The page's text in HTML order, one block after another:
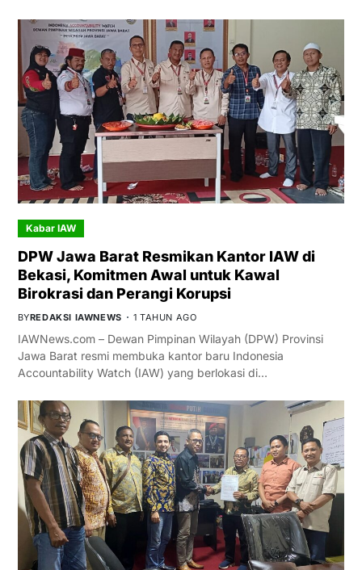
Kabar IAW
DPW Jawa Barat Resmikan Kantor IAW di
Bekasi, Komitmen Awal untuk Kawal
Birokrasi dan Perangi Korupsi
BYREDAKSI IAWNEWS 1 TAHUN AGO
IAWNews.com – Dewan Pimpinan Wilayah (DPW) Provinsi
Jawa Barat resmi membuka kantor baru Indonesia
Accountability Watch (IAW) yang berlokasi di…